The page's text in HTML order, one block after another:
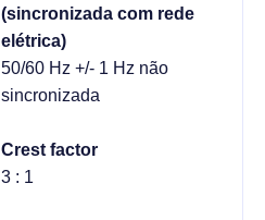
(sincronizada com rede
elétrica)
50/60 Hz +/- 1 Hz não
sincronizada
Crest factor
3 : 1